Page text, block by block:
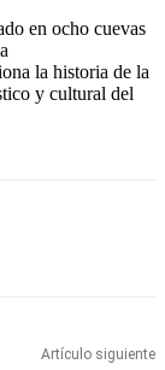
en ocho cuevas
la historia de la
y cultural del
Artículo siguiente